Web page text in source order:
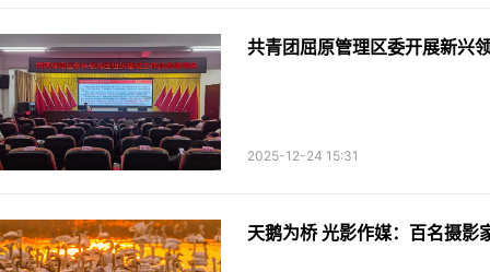
共青团屈原管理区委开展新兴
2025-12-24 15:31
天鹅为桥 光影作媒：百名摄影